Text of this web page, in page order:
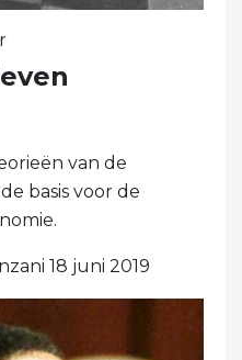
van de
basis voor de
18 juni 2019